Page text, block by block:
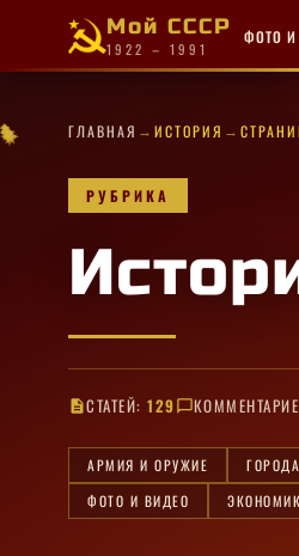
Мой СССР
1922 – 1991
ФОТО
★
✧
★
·✦
·
✦
★
✦
★
·★
✧
✧
✧
★
★
·★
★
★
★
✧
· ГЛАВНАЯ → ИСТОРИЯ →
РУБРИКА
СТАТЕЙ: 129
АРМИЯ И ОРУЖИЕ
ФОТО И ВИДЕО